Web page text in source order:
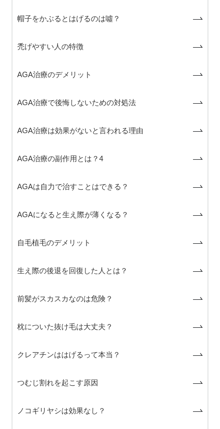
帽子をかぶるとはげるのは噓？
禿げやすい人の特徴
AGA治療のデメリット
AGA治療で後悔しないための対処法
AGA治療は効果がないと言われる理由
AGA治療の副作用とは？4
AGAは自力で治すことはできる？
AGAになると生え際が薄くなる？
自毛植毛のデメリット
生え際の後退を回復した人とは？
前髪がスカスカなのは危険？
枕についた抜け毛は大丈夫？
クレアチンははげるって本当？
つむじ割れを起こす原因
ノコギリヤシは効果なし？